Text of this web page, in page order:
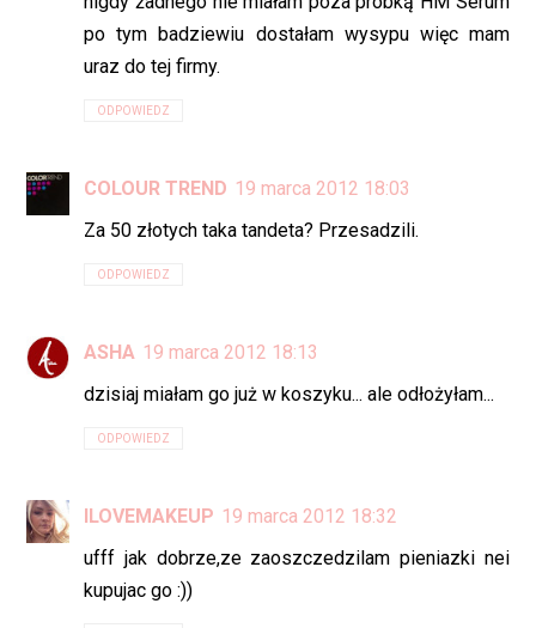
po tym badziewiu dostałam wysypu więc mam
uraz do tej firmy.
ODPOWIEDZ
COLOUR TREND 19 marca 2012 18:03
Za 50 złotych taka tandeta? Przesadzili.
ODPOWIEDZ
ASHA 19 marca 2012 18:13
dzisiaj miałam go już w koszyku... ale odłożyłam...
ODPOWIEDZ
ILOVEMAKEUP 19 marca 2012 18:32
ufff jak dobrze,ze zaoszczedzilam pieniazki nei
kupujac go :))